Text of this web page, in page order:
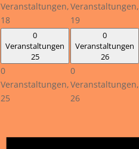
Veranstaltungen,
18
Veranstaltungen,
19
0
Veranstaltungen
25
0
Veranstaltungen,
25
0
Veranstaltungen
26
0
Veranstaltungen,
26